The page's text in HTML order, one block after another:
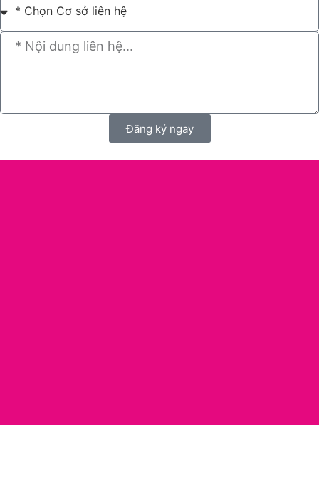
Đăng ký ngay